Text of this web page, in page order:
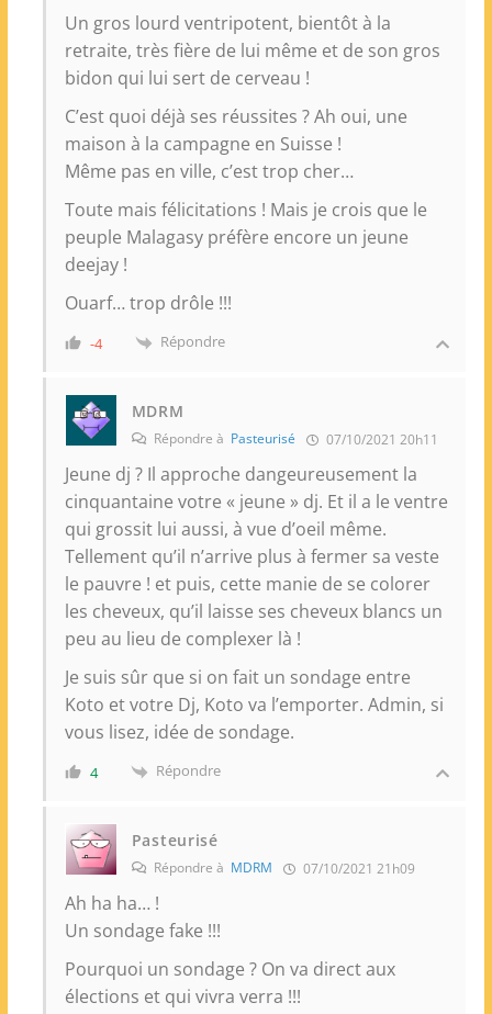
Un gros lourd ventripotent, bientôt à la
retraite, très fière de lui même et de son gros
bidon qui lui sert de cerveau !
C’est quoi déjà ses réussites ? Ah oui, une
maison à la campagne en Suisse !
Même pas en ville, c’est trop cher…
Toute mais félicitations ! Mais je crois que le
peuple Malagasy préfère encore un jeune
deejay !
Ouarf… trop drôle !!!
-4 Répondre
MDRM
Répondre à Pasteurisé 07/10/2021 20h11
Jeune dj ? Il approche dangeureusement la
cinquantaine votre « jeune » dj. Et il a le ventre
qui grossit lui aussi, à vue d’oeil même.
Tellement qu’il n’arrive plus à fermer sa veste
le pauvre ! et puis, cette manie de se colorer
les cheveux, qu’il laisse ses cheveux blancs un
peu au lieu de complexer là !
Je suis sûr que si on fait un sondage entre
Koto et votre Dj, Koto va l’emporter. Admin, si
vous lisez, idée de sondage.
4 Répondre
Pasteurisé
Répondre à MDRM 07/10/2021 21h09
Ah ha ha… !
Un sondage fake !!!
Pourquoi un sondage ? On va direct aux
élections et qui vivra verra !!!